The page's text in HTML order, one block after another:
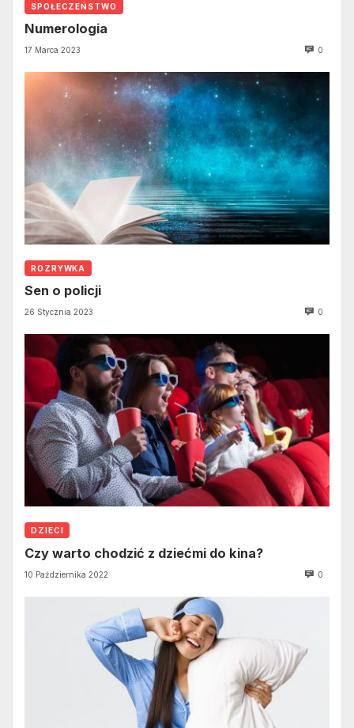
SPOŁECZEŃSTWO
Numerologia
17 Marca 2023 0
ROZRYWKA
Sen o policji
26 Stycznia 2023 0
DZIECI
Czy warto chodzić z dziećmi do kina?
10 Października 2022 0